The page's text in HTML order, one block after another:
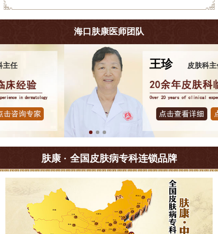
海口肤康医师团队
王珍 皮肤科主任
肤康 · 全国皮肤病专科连锁品牌